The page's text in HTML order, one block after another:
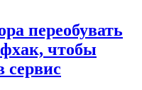
переобувать
чтобы
сервис